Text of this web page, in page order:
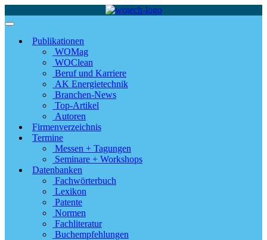
Publikationen
WOMag
WOClean
Beruf und Karriere
AK Energietechnik
Branchen-News
Top-Artikel
Autoren
Firmenverzeichnis
Termine
Messen + Tagungen
Seminare + Workshops
Datenbanken
Fachwörterbuch
Lexikon
Patente
Normen
Fachliteratur
Buchempfehlungen